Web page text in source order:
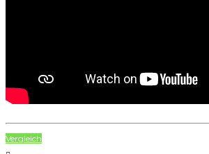
Vergleich